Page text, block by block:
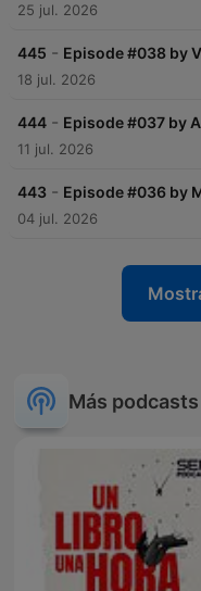
25 jul. 2026
445 - Episode #038 by
18 jul. 2026
444 - Episode #037 by
11 jul. 2026
443 - Episode #036 by
04 jul. 2026
Más